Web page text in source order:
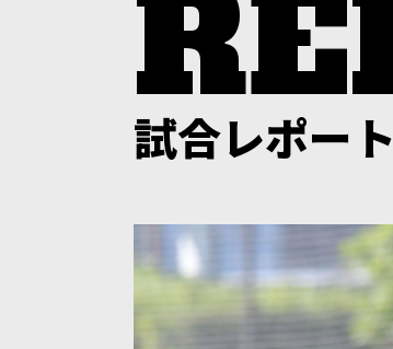
試合レポート